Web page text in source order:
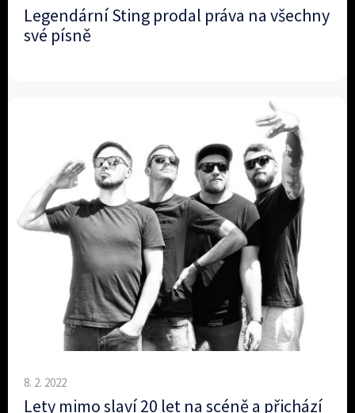
Legendární Sting prodal práva na všechny
své písně
8. 2. 2022
Lety mimo slaví 20 let na scéně a přichází